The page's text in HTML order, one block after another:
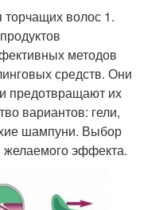
волос 1.
методов
средств. Они
предотвращают их
вариантов: гели,
шампуни. Выбор
желаемого эффекта.